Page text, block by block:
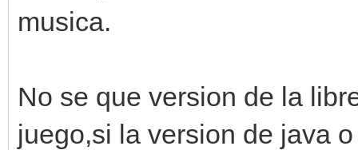
musica.
No se que version de la
juego,si la version de java